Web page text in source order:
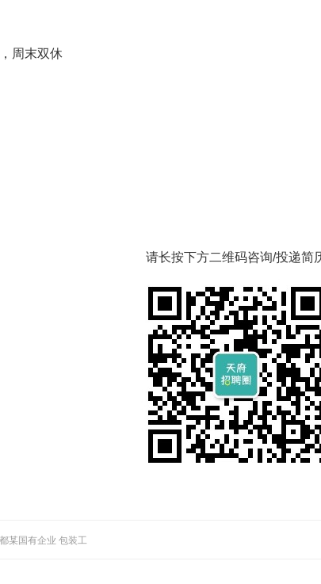
周末双休
请长按下方二维码咨询/投递简
某国有企业 包装工